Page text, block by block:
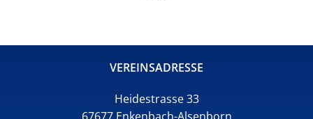
VEREINSADRESSE
Heidestrasse 33